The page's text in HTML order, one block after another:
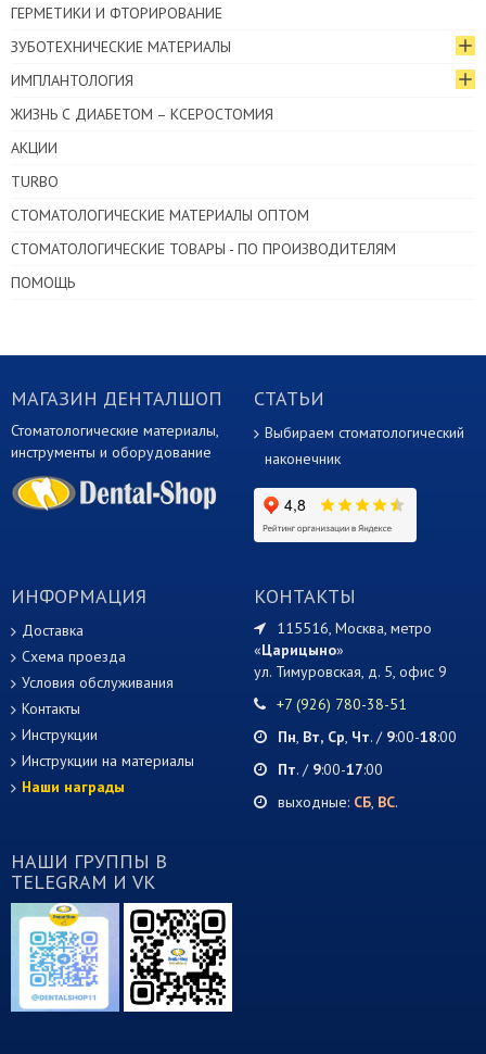
ГЕРМЕТИКИ И ФТОРИРОВАНИЕ
ЗУБОТЕХНИЧЕСКИЕ МАТЕРИАЛЫ
ИМПЛАНТОЛОГИЯ
ЖИЗНЬ С ДИАБЕТОМ – КСЕРОСТОМИЯ
АКЦИИ
TURBO
СТОМАТОЛОГИЧЕСКИЕ МАТЕРИАЛЫ ОПТОМ
СТОМАТОЛОГИЧЕСКИЕ ТОВАРЫ - ПО ПРОИЗВОДИТЕЛЯМ
ПОМОЩЬ
МАГАЗИН ДЕНТАЛШОП
Стоматологические материалы,
инструменты и оборудование
СТАТЬИ
Выбираем стоматологический
наконечник
ИНФОРМАЦИЯ
Доставка
Схема проезда
Условия обслуживания
Контакты
Инструкции
Инструкции на материалы
Наши награды
КОНТАКТЫ
115516, Москва, метро
«Царицыно»
ул. Тимуровская, д. 5, офис 9
+7 (926) 780-38-51
Пн, Вт, Ср, Чт. / 9:00-18:00
Пт. / 9:00-17:00
выходные: СБ, ВС.
НАШИ ГРУППЫ В
TELEGRAM И VK